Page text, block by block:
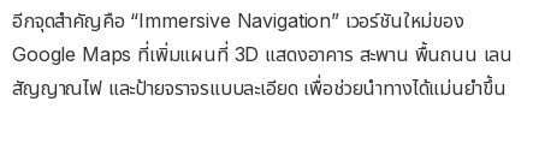
อีกจุดสำคัญคือ “Immersive Navigation” เวอร์ชันใหม่ของ
Google Maps ที่เพิ่มแผนที่ 3D แสดงอาคาร สะพาน พื้นถนน เลน
สัญญาณไฟ และป้ายจราจรแบบละเอียด เพื่อช่วยนำทางได้แม่นยำขึ้น